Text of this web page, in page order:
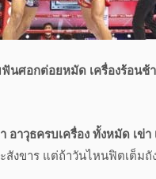
นศอกต่อยหมัด เครื่องร้อนช้า
าวุธครบเครื่อง ทั้งหมัด เข่า
งขาร แต่ถ้าวันไหนฟิตเต็ม